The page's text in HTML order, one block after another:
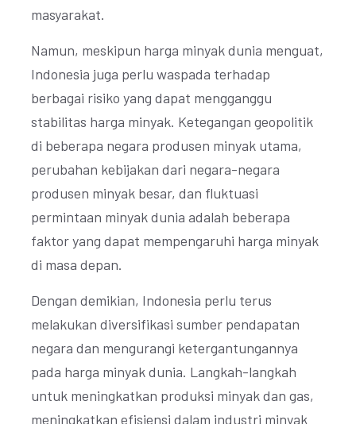
masyarakat.
Namun, meskipun harga minyak dunia menguat,
Indonesia juga perlu waspada terhadap
berbagai risiko yang dapat mengganggu
stabilitas harga minyak. Ketegangan geopolitik
di beberapa negara produsen minyak utama,
perubahan kebijakan dari negara-negara
produsen minyak besar, dan fluktuasi
permintaan minyak dunia adalah beberapa
faktor yang dapat mempengaruhi harga minyak
di masa depan.
Dengan demikian, Indonesia perlu terus
melakukan diversifikasi sumber pendapatan
negara dan mengurangi ketergantungannya
pada harga minyak dunia. Langkah-langkah
untuk meningkatkan produksi minyak dan gas,
meningkatkan efisiensi dalam industri minyak